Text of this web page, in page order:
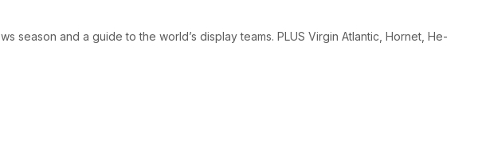
season and a guide to the world’s display teams. PLUS Virgin Atlantic, Hornet, He-